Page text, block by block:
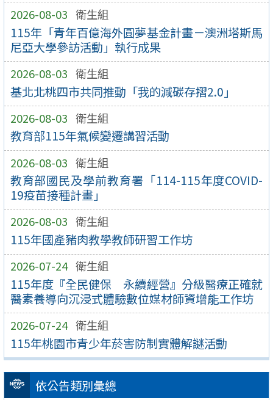
2026-08-03 衛生組
115年「青年百億海外圓夢基金計畫－澳洲塔斯馬
尼亞大學參訪活動」執行成果
2026-08-03 衛生組
基北北桃四市共同推動「我的減碳存摺2.0」
2026-08-03 衛生組
教育部115年氣候變遷講習活動
2026-08-03 衛生組
教育部國民及學前教育署「114-115年度COVID-
19疫苗接種計畫」
2026-08-03 衛生組
115年國產豬肉教學教師研習工作坊
2026-07-24 衛生組
115年度『全民健保 永續經營』分級醫療正確就
醫素養導向沉浸式體驗數位媒材師資增能工作坊
2026-07-24 衛生組
115年桃園市青少年菸害防制實體解謎活動
依公告類別彙總